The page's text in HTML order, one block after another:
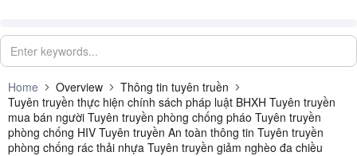
Home Overview
Thông tin tuyên truền
Tuyên truyền thực hiện chính sách pháp luật BHXH Tuyên truyền
mua bán người Tuyên truyền phòng chống pháo Tuyên truyền
phòng chống HIV Tuyên truyền An toàn thông tin Tuyên truyền
phòng chống rác thải nhựa Tuyên truyền giảm nghèo đa chiều